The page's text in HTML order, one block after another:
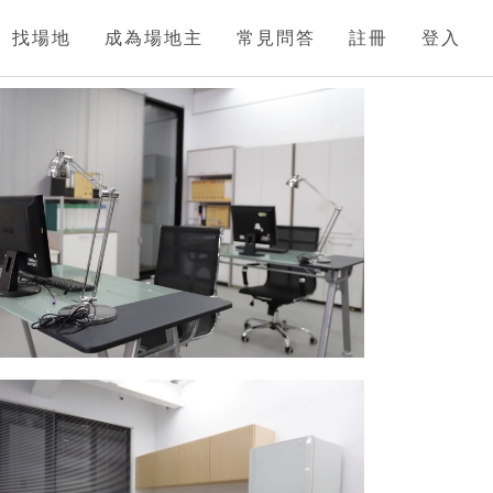
找場地 成為場地主 常見問答 註冊 登入